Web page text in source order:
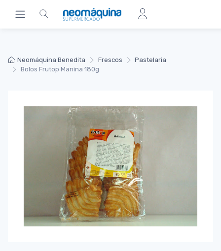
Neomáquina Benedita Frescos
Pastelaria
Bolos Frutop Manina 180g